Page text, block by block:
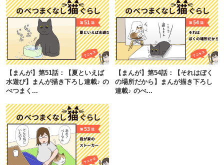
【まんが】第51話：【夏といえば
水遊び】まんが描き下ろし連載♪ の
べつまく...
【まんが】第54話：【それはぼく
の場所だから】まんが描き下ろし
連載♪ のべ...
閉じる
pecodogs
いぬ部をフォロー
アプリで開く
アプリをダウンロードする